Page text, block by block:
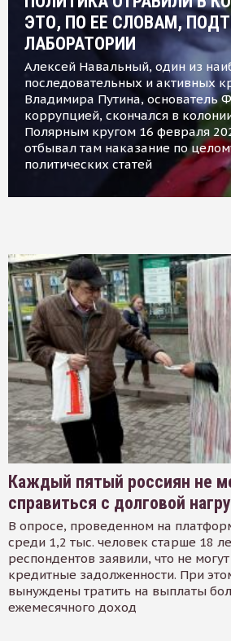
ЭТО, ПО ЕЕ СЛОВАМ,
ЛАБОРАТОРИИ
Алексей Навальный, один из
последовательных и активных
Владимира Путина, основатель
коррупцией, скончался в
Полярным кругом 16 февраля
отбывал там наказание по
политических статей
Каждый пятый россиян не
справиться с долговой
В опросе, проведенном на
среди 1,2 тыс. человек старше 18
респондентов заявили, что не
кредитные задолженности. При
вынуждены тратить на выплаты
ежемесячного доход